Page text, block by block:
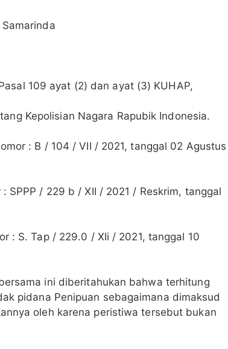
109 ayat (2) dan ayat (3) KUHAP,
Kepolisian Nagara Rapubik Indonesia.
: B / 104 / VII / 2021, tanggal 02 Agustus
SPPP / 229 b / XII / 2021 / Reskrim, tanggal
: S. Tap / 229.0 / XIi / 2021, tanggal 10
ini diberitahukan bahwa terhitung
pidana Penipuan sebagaimana dimaksud
oleh karena peristiwa tersebut bukan